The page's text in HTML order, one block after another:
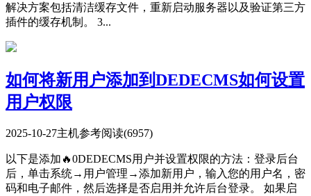
解决方案包括清洁缓存文件，重新启动服务器以及验证第三方
插件的缓存机制。 3...
如何将新用户添加到DEDECMS如何设置
用户权限
2025-10-27主机参考阅读(6957)
以下是添加🔥0DEDECMS用户并设置权限的方法：登录后台
后，单击系统→用户管理→添加新用户，输入您的用户名，密
码和电子邮件，然后选择是否启用并允许后台登录。 如果启